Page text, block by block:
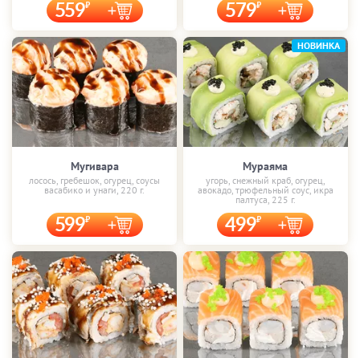
559 579
Мугивара
лосось, гребешок, огурец, соусы
васабико и унаги, 220 г.
599
Мураяма
угорь, снежный краб, огурец,
авокадо, трюфельный соус, икра
палтуса, 225 г.
499
НОВИНКА